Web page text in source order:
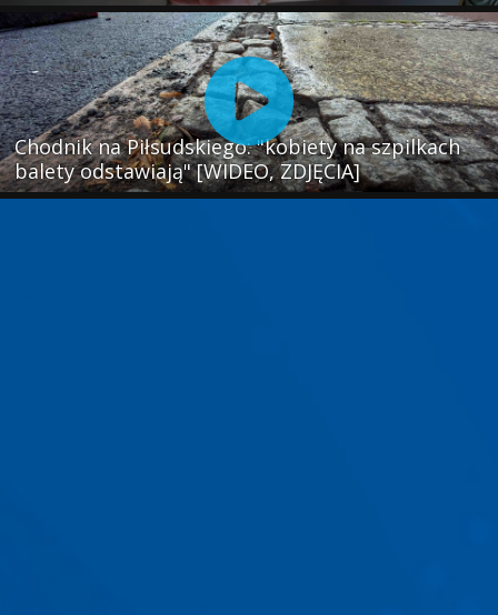
Chodnik na Piłsudskiego: "kobiety na szpilkach
balety odstawiają" [WIDEO, ZDJĘCIA]